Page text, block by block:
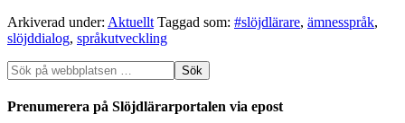
Arkiverad under: Aktuellt Taggad som: #slöjdlärare, ämnesspråk,
slöjddialog, språkutveckling
Prenumerera på Slöjdlärarportalen via epost